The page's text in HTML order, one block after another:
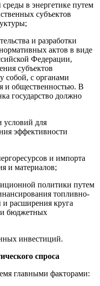
в энергетике путем
субъектов
и разработки
актов в виде
Федерации,
субъектов
собой, с органами
и общественностью. В
государство должно
условий для
эффективности
и импорта
и материалов;
политики путем
топливно-
и расширения круга
бюджетных
инвестиций.
спроса
главными факторами: